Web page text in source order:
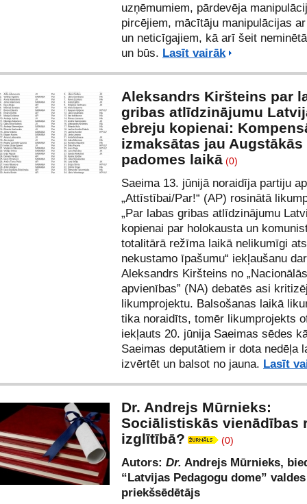
uzņēmumiem, pārdevēja
pircējiem, mācītāju manipulācijas
un neticīgajiem, kā arī šeit
un būs. Lasīt vairāk
Aleksandrs Kiršteins par
gribas atlīdzinājumu
ebreju kopienai:
izmaksātas jau Augstākās
padomes laikā (0)
Saeima 13. jūnijā noraidīja partiju
„Attīstībai/Par!“ (AP) rosinātā
„Par labas gribas atlīdzinājumu
kopienai par holokausta un
totalitārā režīma laikā nelikumīgi
nekustamo īpašumu“ iekļaušanu
Aleksandrs Kiršteins no „Nacionālās
apvienības” (NA) debatēs asi
likumprojektu. Balsošanas laikā
tika noraidīts, tomēr likumprojekts
iekļauts 20. jūnija Saeimas sēdes
Saeimas deputātiem ir dota nedēļa
izvērtēt un balsot no jauna. Lasīt
Dr. Andrejs Mūrnieks:
Sociālistiskās vienādības
izglītībā?
(0)
Autors: Dr. Andrejs Mūrnieks,
“Latvijas Pedagogu dome” valdes
priekšsēdētājs